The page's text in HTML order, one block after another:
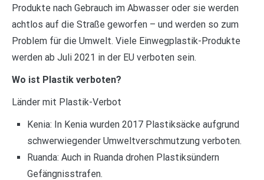
Produkte nach Gebrauch im Abwasser oder sie werden
achtlos auf die Straße geworfen – und werden so zum
Problem für die Umwelt. Viele Einwegplastik-Produkte
werden ab Juli 2021 in der EU verboten sein.
Wo ist Plastik verboten?
Länder mit Plastik-Verbot
Kenia: In Kenia wurden 2017 Plastiksäcke aufgrund
schwerwiegender Umweltverschmutzung verboten.
Ruanda: Auch in Ruanda drohen Plastiksündern
Gefängnisstrafen.